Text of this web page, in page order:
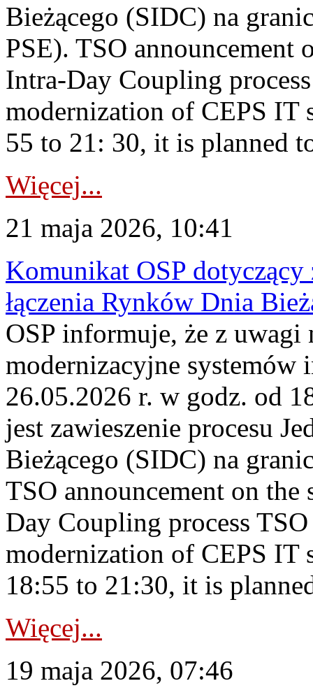
Bieżącego (SIDC) na
PSE). TSO announcement
Intra-Day Coupling
modernization of CEPS IT
55 to 21: 30, it is planned
Więcej...
21 maja 2026, 10:41
Komunikat OSP dotyczący
łączenia Rynków Dnia
OSP informuje, że z uwagi
modernizacyjne
26.05.2026 r. w godz. od
jest zawieszenie procesu
Bieżącego (SIDC) na
TSO announcement on
Day Coupling process
modernization of CEPS IT
18:55 to 21:30, it is
Więcej...
19 maja 2026, 07:46